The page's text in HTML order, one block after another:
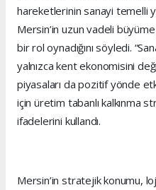
hareketlerinin sanayi temelli
Mersin’in uzun vadeli
bir rol oynadığını söyledi.
yalnızca kent ekonomisini
piyasaları da pozitif yönde
için üretim tabanlı kalkınma
ifadelerini kullandı.
Mersin’in stratejik konumu,